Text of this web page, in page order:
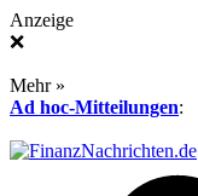
Anzeige
❌
Mehr »
Ad hoc-Mitteilungen: